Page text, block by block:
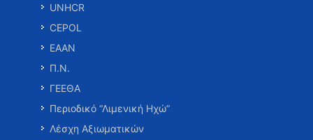
UNHCR
CEPOL
ΕΑΑΝ
Π.Ν.
ΓΕΕΘΑ
Περιοδικό “Λιμενική Ηχώ”
Λέσχη Αξιωματικών